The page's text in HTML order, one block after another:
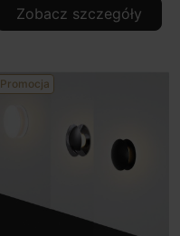
Zobacz szczegóły
Promocja